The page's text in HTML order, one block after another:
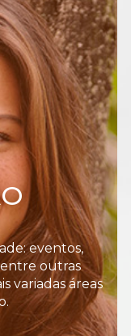
eventos,
entre outras
variadas áreas